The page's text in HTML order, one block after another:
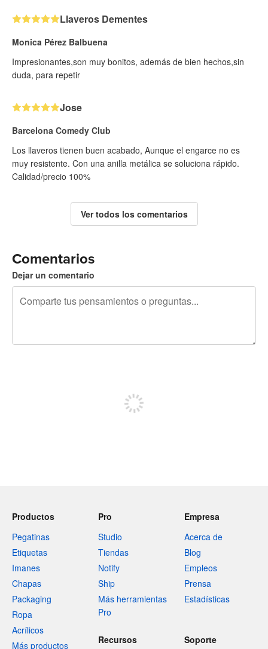
Llaveros Dementes
Monica Pérez Balbuena
Impresionantes,son muy bonitos, además de bien hechos,sin
duda, para repetir
Jose
Barcelona Comedy Club
Los llaveros tienen buen acabado, Aunque el engarce no es
muy resistente. Con una anilla metálica se soluciona rápido.
Calidad/precio 100%
Ver todos los comentarios
Comentarios
Dejar un comentario
Productos
Pegatinas
Etiquetas
Imanes
Chapas
Packaging
Ropa
Acrílicos
Más productos
Pro
Studio
Tiendas
Notify
Ship
Más herramientas
Pro
Empresa
Acerca de
Blog
Empleos
Prensa
Estadísticas
Recursos Soporte